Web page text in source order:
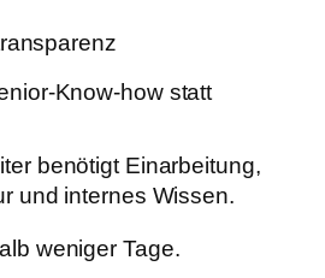
Know-how statt
benötigt Einarbeitung,
und internes Wissen.
weniger Tage.